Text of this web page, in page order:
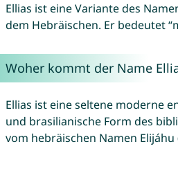
Ellias ist eine Variante des
dem Hebräischen. Er bedeutet
Woher kommt der Name
Ellias ist eine seltene moderne
und brasilianische Form des